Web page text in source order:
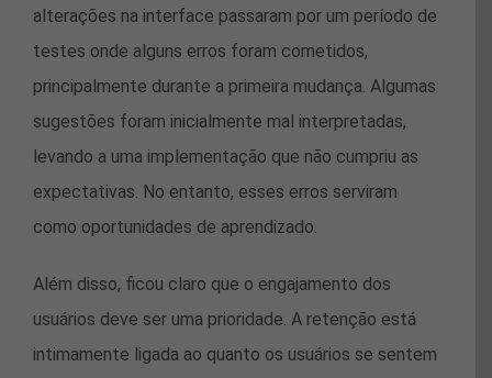
alterações na interface passaram por um período de
testes onde alguns erros foram cometidos,
principalmente durante a primeira mudança. Algumas
sugestões foram inicialmente mal interpretadas,
levando a uma implementação que não cumpriu as
expectativas. No entanto, esses erros serviram
como oportunidades de aprendizado.
Além disso, ficou claro que o engajamento dos
usuários deve ser uma prioridade. A retenção está
intimamente ligada ao quanto os usuários se sentem